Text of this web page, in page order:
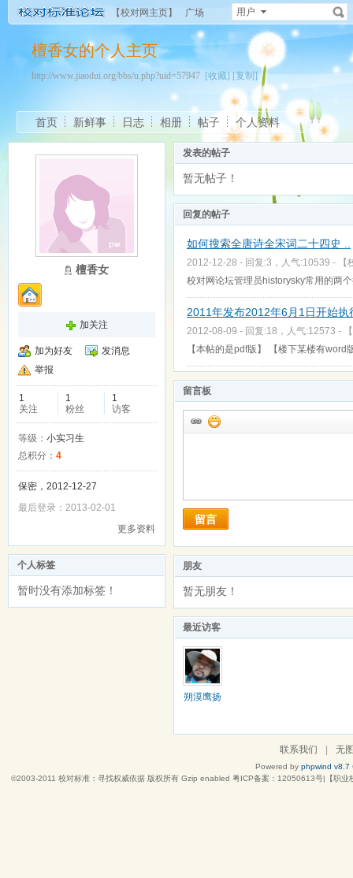
【校对网主页】 广场 用户
檀香女的个人主页
http://www.jiaodui.org/bbs/u.php?uid=57947 [收藏] [复制]
首页 新鲜事 日志 相册 帖子 个人资料
檀香女
加关注
加为好友
发消息
举报
1
关注
1
粉丝
1
访客
等级： 小实习生
总积分： 4
保密，2012-12-27
最后登录：2013-02-01
更多资料
个人标签
暂时没有添加标签！
发表的帖子
暂无帖子！
回复的帖子
如何搜索全唐诗全宋词二十四史 ..
2012-12-28 - 回复:3，人气:10539 -
校对网论坛管理员historysky常用的两
2011年发布2012年6月1日开始执
2012-08-09 - 回复:18，人气:12573 -
【本帖的是pdf版】 【楼下某楼有word
留言板
留言
朋友
暂无朋友！
最近访客
朔漠鹰扬
联系我们 无
Powered by phpwind v8.7
©2003-2011 校对标准：寻找权威依据 版权所有 Gzip enabled 粤ICP备案：12050613号|【职业